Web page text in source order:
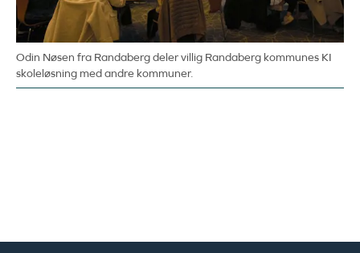
Odin Nøsen fra Randaberg deler villig Randaberg kommunes KI
skoleløsning med andre kommuner.